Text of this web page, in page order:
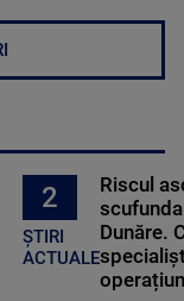
2
ȘTIRI
ACTUALE
Riscul
Dunăre.